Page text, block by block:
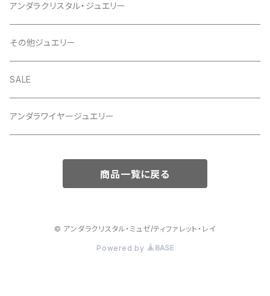
アンダラクリスタル・ジュエリー
その他ジュエリー
SALE
アンダラワイヤージュエリー
商品一覧に戻る
© アンダラクリスタル・ミュゼ/ティファレット・レイ
Powered by